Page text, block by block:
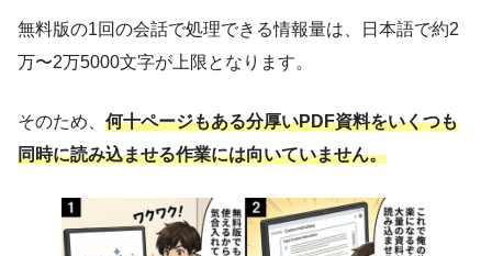
無料版の1回の会話で処理できる情報量は、日本語で約2
万〜2万5000文字が上限となります。
そのため、 何十ページもある分厚いPDF資料をいくつも
同時に読み込ませる作業には向いていません。